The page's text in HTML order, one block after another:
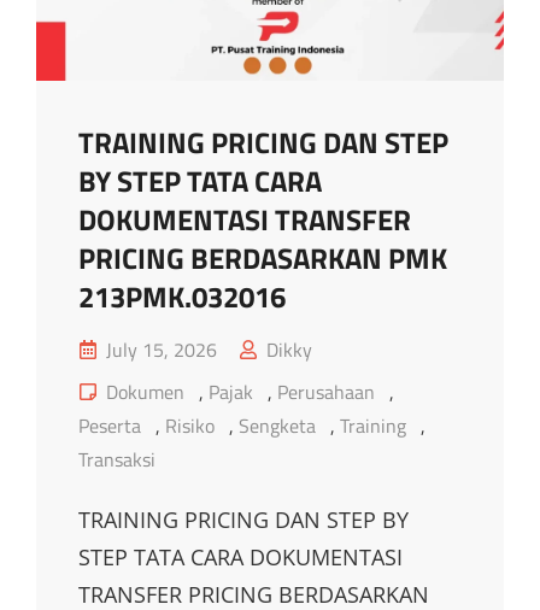
TRAINING PRICING DAN STEP
BY STEP TATA CARA
DOKUMENTASI TRANSFER
PRICING BERDASARKAN PMK
213PMK.032016
Posted
on
July 15, 2026
Dikky
Cat
Links
Dokumen , Pajak , Perusahaan ,
Peserta , Risiko , Sengketa , Training ,
Transaksi
TRAINING PRICING DAN STEP BY
STEP TATA CARA DOKUMENTASI
TRANSFER PRICING BERDASARKAN